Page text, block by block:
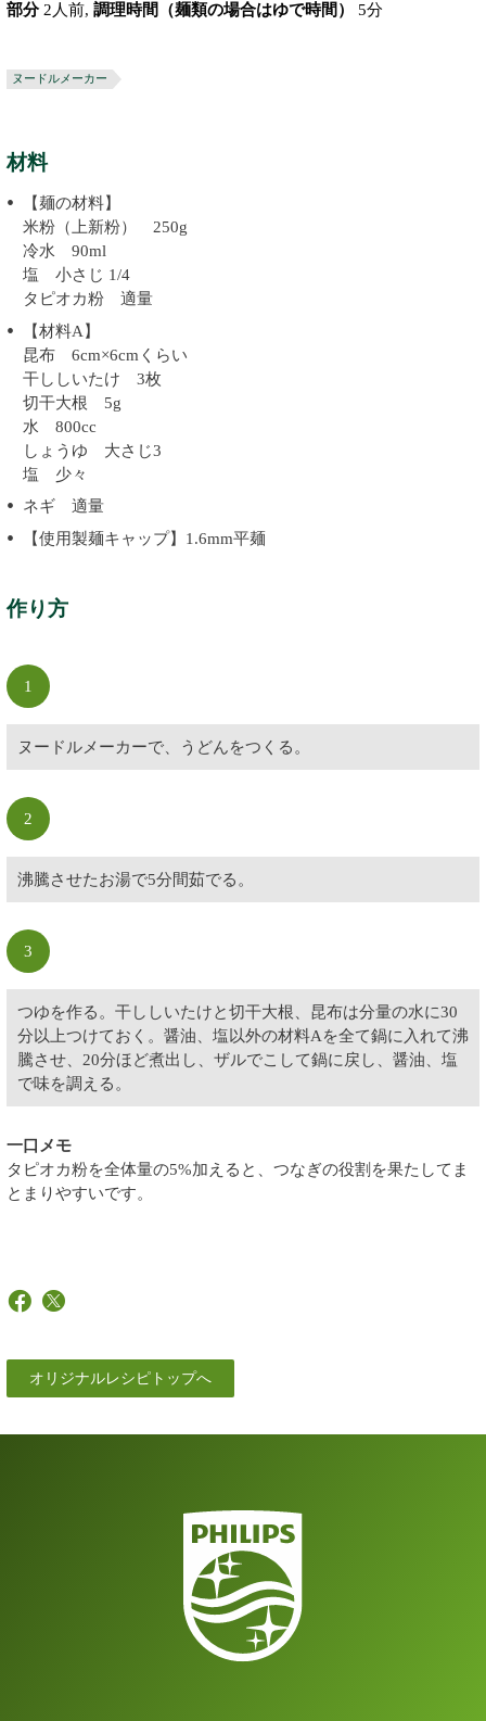
部分 2人前, 調理時間（麺類の場合はゆで時間） 5分
ヌードルメーカー
材料
【麺の材料】
米粉（上新粉） 250g
冷水 90ml
塩 小さじ 1/4
タピオカ粉 適量
【材料A】
昆布 6cm×6cmくらい
干ししいたけ 3枚
切干大根 5g
水 800cc
しょうゆ 大さじ3
塩 少々
ネギ 適量
【使用製麺キャップ】1.6mm平麺
作り方
1
ヌードルメーカーで、うどんをつくる。
2
沸騰させたお湯で5分間茹でる。
3
つゆを作る。干ししいたけと切干大根、昆布は分量の水に30
分以上つけておく。醤油、塩以外の材料Aを全て鍋に入れて沸
騰させ、20分ほど煮出し、ザルでこして鍋に戻し、醤油、塩
で味を調える。
一口メモ
タピオカ粉を全体量の5%加えると、つなぎの役割を果たしてま
とまりやすいです。
オリジナルレシピトップへ